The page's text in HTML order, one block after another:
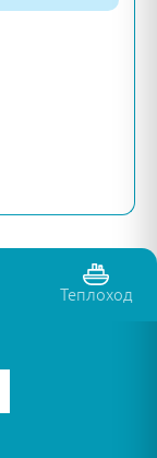
Теплоход